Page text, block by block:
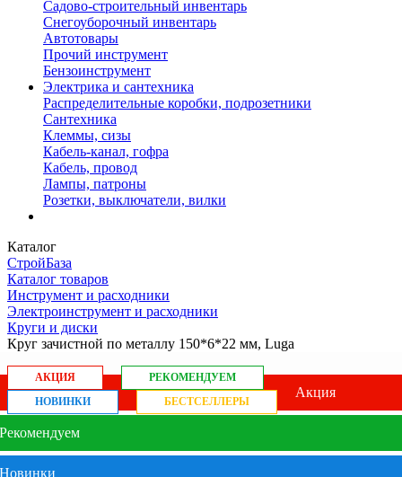
Садово-строительный инвентарь
Снегоуборочный инвентарь
Автотовары
Прочий инструмент
Бензоинструмент
Электрика и сантехника
Распределительные коробки, подрозетники
Сантехника
Клеммы, сизы
Кабель-канал, гофра
Кабель, провод
Лампы, патроны
Розетки, выключатели, вилки
Каталог
СтройБаза
Каталог товаров
Инструмент и расходники
Электроинструмент и расходники
Круги и диски
Круг зачистной по металлу 150*6*22 мм, Luga
АКЦИЯ
РЕКОМЕНДУЕМ
НОВИНКИ
БЕСТСЕЛЛЕРЫ
Акция
Рекомендуем
Новинки